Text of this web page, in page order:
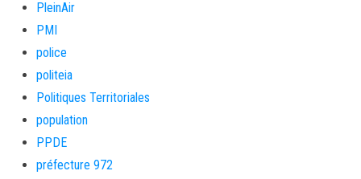
PleinAir
PMI
police
politeia
Politiques Territoriales
population
PPDE
préfecture 972